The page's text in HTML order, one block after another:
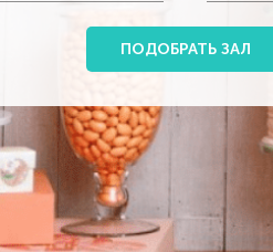
ПОДОБРАТЬ ЗАЛ